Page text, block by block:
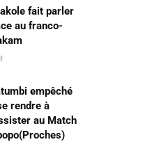
fait parler
au franco-
empêché
rendre à
au Match